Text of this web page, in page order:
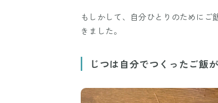
もしかして、自分ひとりのために
きました。
じつは自分でつくったご飯